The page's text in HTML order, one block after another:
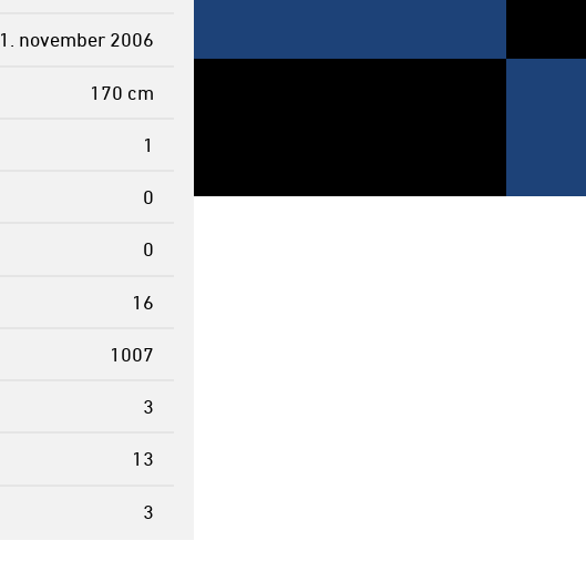
1. november 2006
170 cm
1
0
0
16
1007
3
13
3